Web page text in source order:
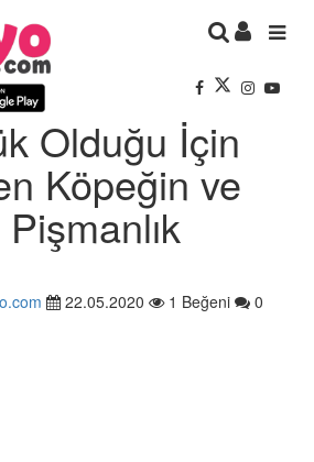
Olduğu İçin
Köpeğin ve
22.05.2020 1 Beğeni
0